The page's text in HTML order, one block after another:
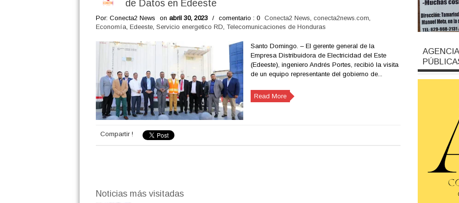
de Datos en Edeeste
Por: Conecta2 News on abril 30, 2023 / comentario : 0 Conecta2 News, conecta2news.com,
Economía, Edeeste, Servicio energetico RD, Telecomunicaciones de Honduras
Santo Domingo. – El gerente general de la
Empresa Distribuidora de Electricidad del Este
(Edeeste), ingeniero Andrés Portes, recibió la visita
de un equipo representante del gobierno de...
Read More
Compartir !
Noticias más visitadas